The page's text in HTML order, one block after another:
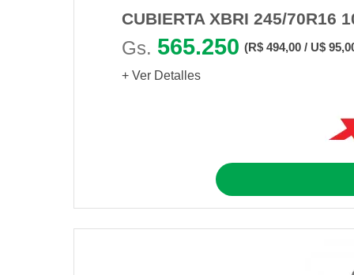
CUBIERTA XBRI 245/70R16
Gs. 565.250 (R$ 494,00 / U$
+ Ver Detalles